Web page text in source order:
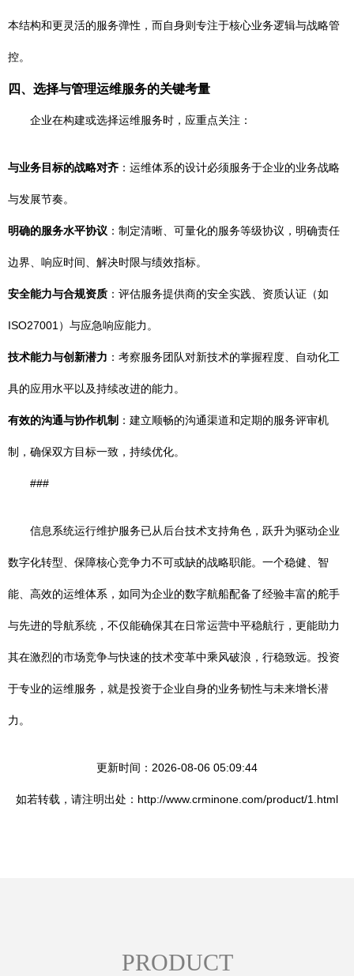
本结构和更灵活的服务弹性，而自身则专注于核心业务逻辑与战略管
控。
四、选择与管理运维服务的关键考量
企业在构建或选择运维服务时，应重点关注：
与业务目标的战略对齐 ：运维体系的设计必须服务于企业的业务战略
与发展节奏。
明确的服务水平协议 ：制定清晰、可量化的服务等级协议，明确责任
边界、响应时间、解决时限与绩效指标。
安全能力与合规资质 ：评估服务提供商的安全实践、资质认证（如
ISO27001）与应急响应能力。
技术能力与创新潜力 ：考察服务团队对新技术的掌握程度、自动化工
具的应用水平以及持续改进的能力。
有效的沟通与协作机制 ：建立顺畅的沟通渠道和定期的服务评审机
制，确保双方目标一致，持续优化。
###
信息系统运行维护服务已从后台技术支持角色，跃升为驱动企业
数字化转型、保障核心竞争力不可或缺的战略职能。一个稳健、智
能、高效的运维体系，如同为企业的数字航船配备了经验丰富的舵手
与先进的导航系统，不仅能确保其在日常运营中平稳航行，更能助力
其在激烈的市场竞争与快速的技术变革中乘风破浪，行稳致远。投资
于专业的运维服务，就是投资于企业自身的业务韧性与未来增长潜
力。
更新时间：2026-08-06 05:09:44
如若转载，请注明出处：http://www.crminone.com/product/1.html
PRODUCT